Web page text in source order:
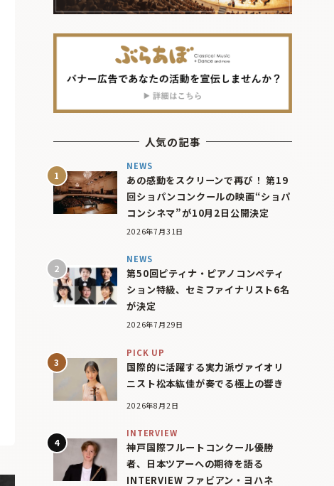
人気の記事
NEWS
あの感動をスクリーンで再び！ 第19
回ショパンコンクールの映画“ショパ
コンシネマ”が10月2日公開決定
2026年7月31日
NEWS
第50回ピティナ・ピアノコンペティ
ション特級、セミファイナリスト6名
が決定
2026年7月29日
PICK UP
国際的に活躍する実力派ヴァイオリ
ニスト松本紘佳が奏でる極上の響き
2026年8月2日
INTERVIEW
神戸国際フルートコンクール優勝
者、日本ツアーへの期待を語る
INTERVIEW ファビアン・ヨハネ